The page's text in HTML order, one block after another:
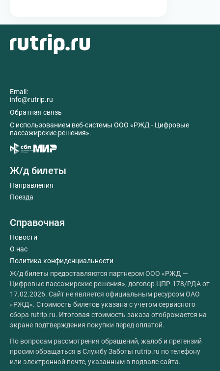
Email:
info@rutrip.ru
Обратная связь
C использованием веб-системы ООО «РЖД - Цифровые
пассажирские решения».
Ж/д билеты
Направления
Поезда
Справочная
Новости
О нас
Политика конфиденциальности
Ж/д билеты предоставляются партнером ООО «РЖД —
Цифровые пассажирские решения», договор ЦПР-178/РДА от
17.02.2026. Сайт не является официальным ресурсом ОАО
«РЖД». Стоимость билетов указана с учетом сервисного
сбора rutrip.ru. Итоговая стоимость заказа отображается на
экране подтверждения покупки перед оплатой.
По вопросам рассмотрения обращений, жалоб и претензий
просим обращаться в Службу Заботы rutrip.ru по телефону
или электронной почте, указанным в подвале сайта.